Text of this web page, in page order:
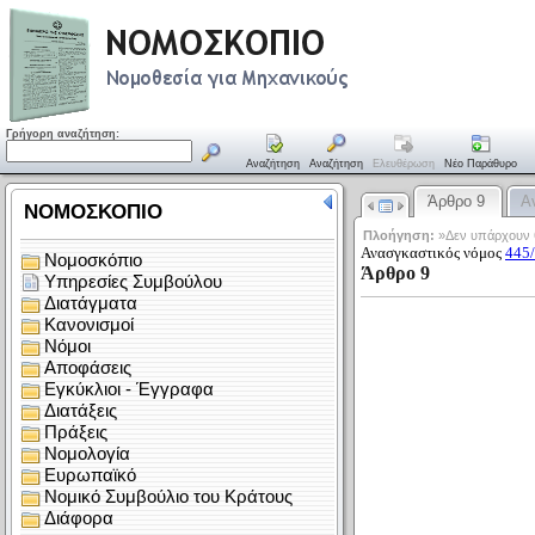
Γρήγορη αναζήτηση:
Αναζήτηση Αναζήτηση Ελευθέρωση Νέο Παράθυρο
Άρθρο 9